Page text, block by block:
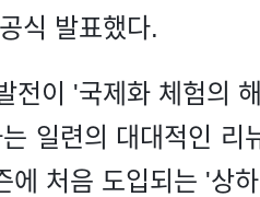
식 발표했다.
전이 '국제화 체험의
일련의 대대적인
처음 도입되는 '상